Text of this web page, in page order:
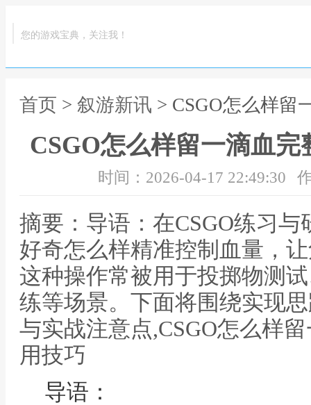
您的游戏宝典，关注我！
首页 > 叙游新讯 > CSGO怎么样留
CSGO怎么样留一滴血
时间：2026-04-17 22:49:30
摘要：导语：在CSGO练习
好奇怎么样精准控制血量，
这种操作常被用于投掷物测
练等场景。下面将围绕实现
与实战注意点,CSGO怎么样
用技巧
导语：